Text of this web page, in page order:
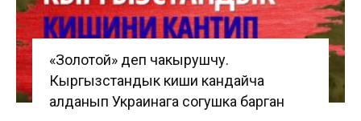
«Золотой» деп чакырушчу.
Кыргызстандык киши кандайча
алданып Украинага согушка барган